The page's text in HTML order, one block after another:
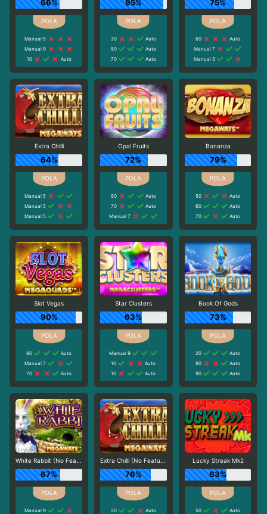
66%
Manual 5
Manual 9
10
Auto
95%
30
Auto
50
Auto
70
Auto
75%
60
Auto
Manual 7
Manual 3
Extra Chilli
64%
Manual 5
Manual 5
Manual 5
Opal Fruits
72%
60
Auto
70
Auto
Manual 7
Bonanza
79%
50
Auto
60
Auto
70
Auto
Slot Vegas
90%
80
Auto
Manual 7
70
Auto
Star Clusters
63%
Manual 9
10
Auto
10
Auto
Book Of Gods
73%
20
Auto
80
Auto
90
Auto
White Rabbit (No Feature Drop)
67%
Manual 9
Extra Chilli (No Feature Drop)
76%
20
Auto
Lucky Streak Mk2
63%
50
Auto